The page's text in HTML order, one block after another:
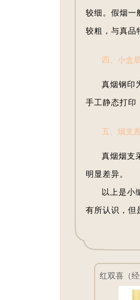
较细。假烟一
较粗，与真品
四、小盒
真烟钢印
手工静态打印
五、烟支
真烟烟支
明显差异。
以上是小
有所认识，但
红双喜（经